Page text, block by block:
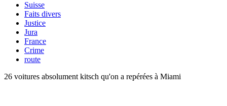
Suisse
Faits divers
Justice
Jura
France
Crime
route
26 voitures absolument kitsch qu'on a repérées à Miami